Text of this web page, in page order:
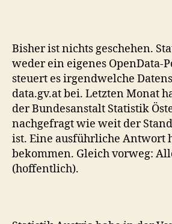
Bisher ist nichts geschehen.
weder ein eigenes OpenData-
steuert es irgendwelche
data.gv.at bei. Letzten Monat
der Bundesanstalt Statistik
nachgefragt wie weit der
ist. Eine ausführliche Antwort
bekommen. Gleich vorweg:
(hoffentlich).